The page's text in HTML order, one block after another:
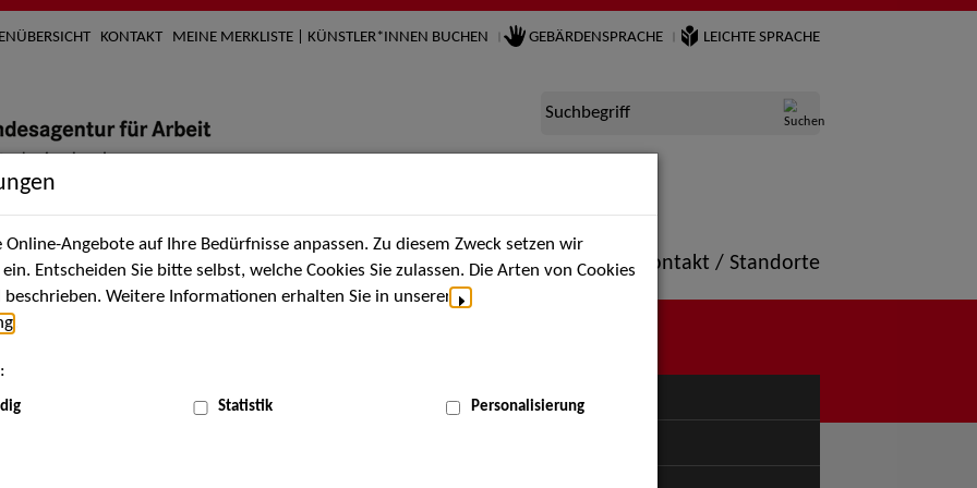
KONTAKT MEINE MERKLISTE | KÜNSTLER*INNEN BUCHEN GEBÄRDENSPRACHE LEICHTE SPRACHE
Suchbegriff
Künstler*innen Über uns Aktuelles Termine Portfolio Kontakt / Standorte
MENÜ
Angebote auf Ihre Bedürfnisse anpassen. Zu diesem Zweck setzen wir
Entscheiden Sie bitte selbst, welche Cookies Sie zulassen. Die Arten von Cookies
Weitere Informationen erhalten Sie in unserer
Statistik Personalisierung